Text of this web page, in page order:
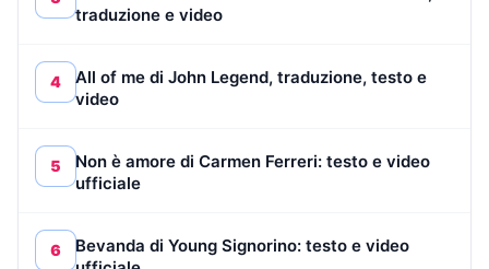
traduzione e video
4
All of me di John Legend, traduzione, testo e
video
5
Non è amore di Carmen Ferreri: testo e video
ufficiale
6
Bevanda di Young Signorino: testo e video